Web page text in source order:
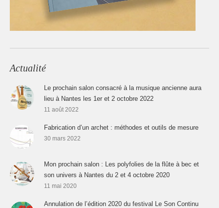
Actualité
Le prochain salon consacré à la musique ancienne aura
lieu à Nantes les 1er et 2 octobre 2022
11 août 2022
Fabrication d’un archet : méthodes et outils de mesure
30 mars 2022
Mon prochain salon : Les polyfolies de la flûte à bec et
son univers à Nantes du 2 et 4 octobre 2020
11 mai 2020
Annulation de l’édition 2020 du festival Le Son Continu